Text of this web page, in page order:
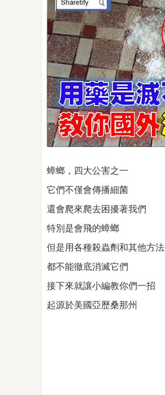
蟑螂，四大公害之一
它們不僅會傳播細菌
還會爬來爬去困擾著我們
特別是會飛的蟑螂
但是用各種殺蟲劑和其他方法
都不能徹底消滅它們
接下來就讓小編教你們一招
起源於美國亞歷桑那州